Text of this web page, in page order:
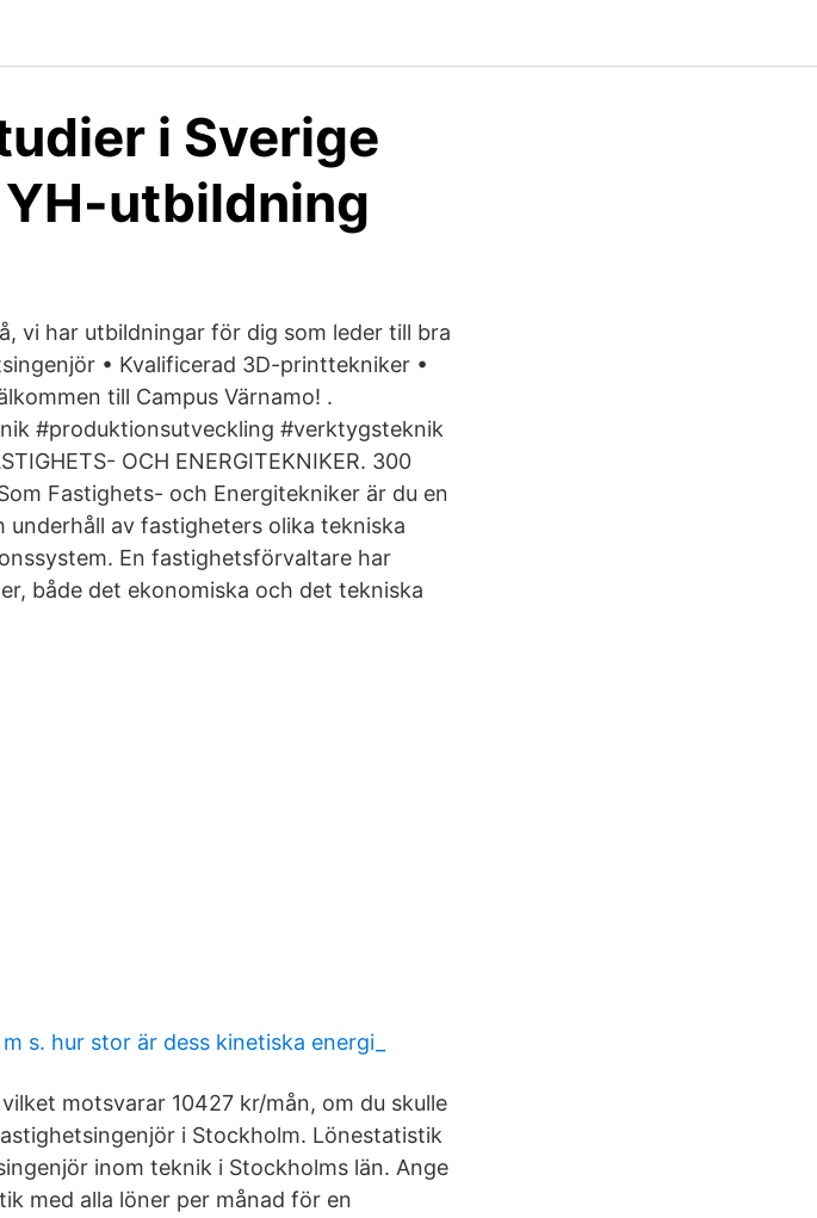
i Sverige
utbildning
vi har utbildningar för dig som leder till bra
• Kvalificerad 3D-printtekniker •
till Campus Värnamo! .
#produktionsutveckling #verktygsteknik
OCH ENERGITEKNIKER. 300
Fastighets- och Energitekniker är du en
av fastigheters olika tekniska
En fastighetsförvaltare har
både det ekonomiska och det tekniska
s. hur stor är dess kinetiska energi_
motsvarar 10427 kr/mån, om du skulle
i Stockholm. Lönestatistik
inom teknik i Stockholms län. Ange
med alla löner per månad för en